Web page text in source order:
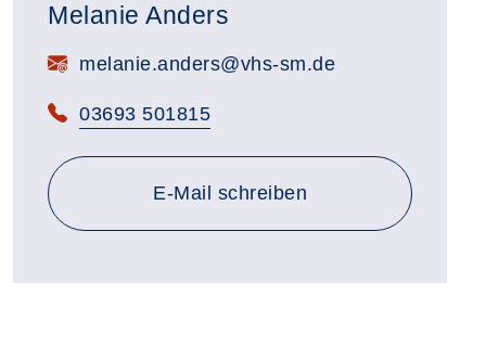
Melanie Anders
E-Mail:melanie.anders@vhs-sm.de
Telefon:
03693 501815
E-Mail schreiben